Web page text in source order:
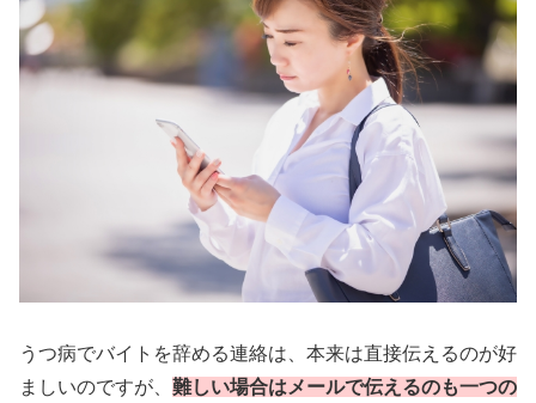
うつ病でバイトを辞める連絡は、本来は直接伝えるのが好
ましいのですが、 難しい場合はメールで伝えるのも一つの